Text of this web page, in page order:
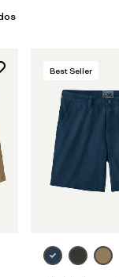
Best Seller